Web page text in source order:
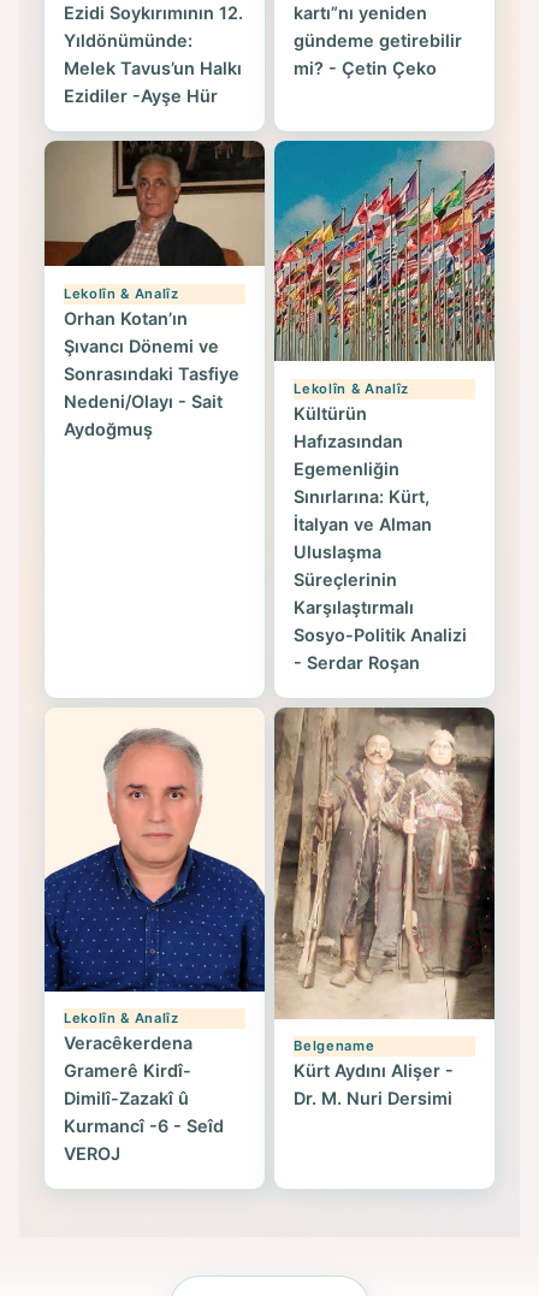
Ezidi Soykırımının 12.
Yıldönümünde:
Melek Tavus’un Halkı
Ezidiler -Ayşe Hür
kartı”nı yeniden
gündeme getirebilir
mi? - Çetin Çeko
Lekolîn & Analîz
Orhan Kotan’ın
Şıvancı Dönemi ve
Sonrasındaki Tasfiye
Nedeni/Olayı - Sait
Aydoğmuş
Lekolîn & Analîz
Kültürün
Hafızasından
Egemenliğin
Sınırlarına: Kürt,
İtalyan ve Alman
Uluslaşma
Süreçlerinin
Karşılaştırmalı
Sosyo-Politik Analizi
- Serdar Roşan
Lekolîn & Analîz
Veracêkerdena
Gramerê Kirdî-
Dimilî-Zazakî û
Kurmancî -6 - Seîd
VEROJ
Belgename
Kürt Aydını Alişer -
Dr. M. Nuri Dersimi